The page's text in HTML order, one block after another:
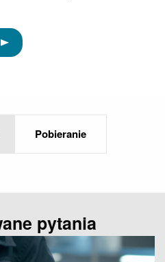
Pobieranie
pytania